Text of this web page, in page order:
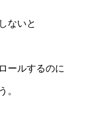
ないと
ールするのに
。